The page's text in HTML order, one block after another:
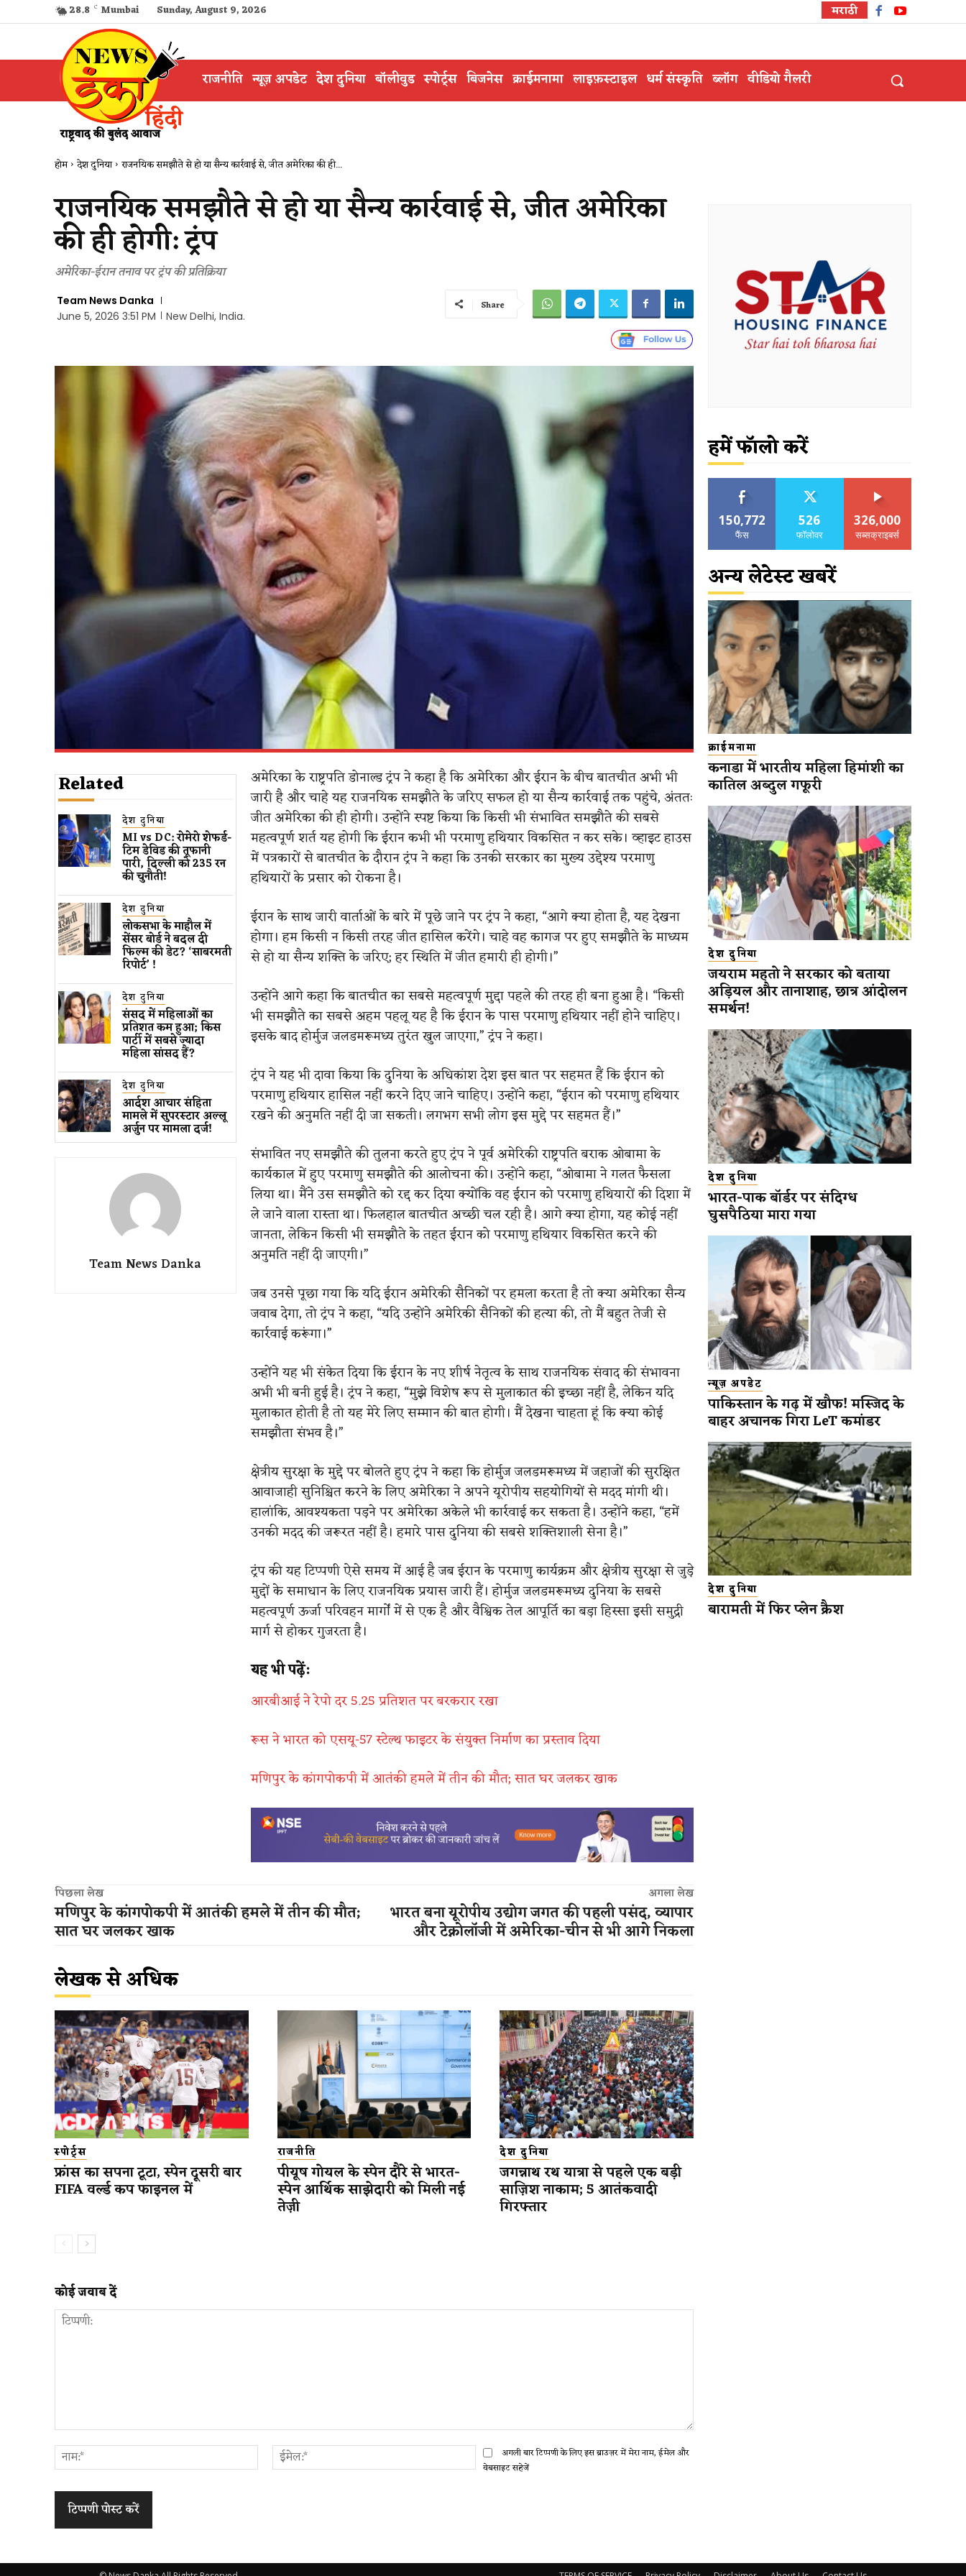
28.8 C Mumbai Sunday, August 9, 2026 मराठी
राजनीति न्यूज़ अपडेट देश दुनिया बॉलीवुड स्पोर्ट्स बिजनेस क्राईमनामा लाइफ़स्टाइल धर्म संस्कृति ब्लॉग वीडियो गैलरी
होम देश दुनिया राजनयिक समझौते से हो या सैन्य कार्रवाई से, जीत अमेरिका की ही...
राजनयिक समझौते से हो या सैन्य कार्रवाई से, जीत अमेरिका
की ही होगी: ट्रंप
अमेरिका-ईरान तनाव पर ट्रंप की प्रतिक्रिया
Team News Danka
June 5, 2026 3:51 PM
New Delhi, India.
Share
Related
देश दुनिया
MI vs DC: रोमेरो शेफर्ड-
टिम डेविड की तूफानी
पारी, दिल्ली को 235 रन
की चुनौती!
देश दुनिया
लोकसभा के माहौल में
सेंसर बोर्ड ने बदल दी
फिल्म की डेट? ‘साबरमती
रिपोर्ट’ !
देश दुनिया
संसद में महिलाओं का
प्रतिशत कम ​हुआ​; किस
पार्टी में सबसे ज्यादा
महिला सांसद हैं?
देश दुनिया
आर्दश आचार संहिता
मामले में सुपरस्टार अल्लू
अर्जुन पर मामला दर्ज!
Team News Danka
अमेरिका के राष्ट्रपति डोनाल्ड ट्रंप ने कहा है कि अमेरिका और ईरान के बीच बातचीत अभी भी
जारी है और चाहे यह राजनयिक समझौते के जरिए सफल हो या सैन्य कार्रवाई तक पहुंचे, अंततः
जीत अमेरिका की ही होगी। उन्होंने स्पष्ट किया कि किसी भी संभावित समझौते की सबसे
महत्वपूर्ण शर्त यह होगी कि ईरान कभी भी परमाणु हथियार विकसित न कर सके। व्हाइट हाउस
में पत्रकारों से बातचीत के दौरान ट्रंप ने कहा कि उनकी सरकार का मुख्य उद्देश्य परमाणु
हथियारों के प्रसार को रोकना है।
ईरान के साथ जारी वार्ताओं के बारे में पूछे जाने पर ट्रंप ने कहा, “आगे क्या होता है, यह देखना
होगा। हम किसी न किसी तरह जीत हासिल करेंगे। चाहे वह कागज पर हुए समझौते के माध्यम
से हो या सैन्य शक्ति के जरिए; हर स्थिति में जीत हमारी ही होगी।”
उन्होंने आगे कहा कि बातचीत का सबसे महत्वपूर्ण मुद्दा पहले की तरह ही बना हुआ है। “किसी
भी समझौते का सबसे अहम पहलू यह है कि ईरान के पास परमाणु हथियार नहीं होने चाहिए।
इसके बाद होर्मुज जलडमरूमध्य तुरंत खुल जाएगा,” ट्रंप ने कहा।
ट्रंप ने यह भी दावा किया कि दुनिया के अधिकांश देश इस बात पर सहमत हैं कि ईरान को
परमाणु हथियार हासिल नहीं करने दिए जाने चाहिए। उन्होंने कहा, “ईरान को परमाणु हथियार
रखने की अनुमति नहीं दी जा सकती। लगभग सभी लोग इस मुद्दे पर सहमत हैं।”
संभावित नए समझौते की तुलना करते हुए ट्रंप ने पूर्व अमेरिकी राष्ट्रपति बराक ओबामा के
कार्यकाल में हुए परमाणु समझौते की आलोचना की। उन्होंने कहा, “ओबामा ने गलत फैसला
लिया था। मैंने उस समझौते को रद्द कर दिया क्योंकि वह ईरान को परमाणु हथियारों की दिशा में
ले जाने वाला रास्ता था। फिलहाल बातचीत अच्छी चल रही है। आगे क्या होगा, यह कोई नहीं
जानता, लेकिन किसी भी समझौते के तहत ईरान को परमाणु हथियार विकसित करने की
अनुमति नहीं दी जाएगी।”
जब उनसे पूछा गया कि यदि ईरान अमेरिकी सैनिकों पर हमला करता है तो क्या अमेरिका सैन्य
जवाब देगा, तो ट्रंप ने कहा, “यदि उन्होंने अमेरिकी सैनिकों की हत्या की, तो मैं बहुत तेजी से
कार्रवाई करूंगा।”
उन्होंने यह भी संकेत दिया कि ईरान के नए शीर्ष नेतृत्व के साथ राजनयिक संवाद की संभावना
अभी भी बनी हुई है। ट्रंप ने कहा, “मुझे विशेष रूप से मुलाकात की इच्छा नहीं है, लेकिन यदि
मुलाकात होती है तो यह मेरे लिए सम्मान की बात होगी। मैं देखना चाहता हूं कि क्या कोई
समझौता संभव है।”
क्षेत्रीय सुरक्षा के मुद्दे पर बोलते हुए ट्रंप ने कहा कि होर्मुज जलडमरूमध्य में जहाजों की सुरक्षित
आवाजाही सुनिश्चित करने के लिए अमेरिका ने अपने यूरोपीय सहयोगियों से मदद मांगी थी।
हालांकि, आवश्यकता पड़ने पर अमेरिका अकेले भी कार्रवाई कर सकता है। उन्होंने कहा, “हमें
उनकी मदद की जरूरत नहीं है। हमारे पास दुनिया की सबसे शक्तिशाली सेना है।”
ट्रंप की यह टिप्पणी ऐसे समय में आई है जब ईरान के परमाणु कार्यक्रम और क्षेत्रीय सुरक्षा से जुड़े
मुद्दों के समाधान के लिए राजनयिक प्रयास जारी हैं। होर्मुज जलडमरूमध्य दुनिया के सबसे
महत्वपूर्ण ऊर्जा परिवहन मार्गों में से एक है और वैश्विक तेल आपूर्ति का बड़ा हिस्सा इसी समुद्री
मार्ग से होकर गुजरता है।
यह भी पढ़ें:
आरबीआई ने रेपो दर 5.25 प्रतिशत पर बरकरार रखा
रूस ने भारत को एसयू-57 स्टेल्थ फाइटर के संयुक्त निर्माण का प्रस्ताव दिया
मणिपुर के कांगपोकपी में आतंकी हमले में तीन की मौत; सात घर जलकर खाक
पिछला लेख
मणिपुर के कांगपोकपी में आतंकी हमले में तीन की मौत;
सात घर जलकर खाक
अगला लेख
भारत बना यूरोपीय उद्योग जगत की पहली पसंद, व्यापार
और टेक्नोलॉजी में अमेरिका-चीन से भी आगे निकला
लेखक से अधिक
स्पोर्ट्स
फ्रांस का सपना टूटा, स्पेन दूसरी बार
FIFA वर्ल्ड कप फाइनल में
राजनीति
पीयूष गोयल के स्पेन दौरे से भारत-
स्पेन आर्थिक साझेदारी को मिली नई
तेज़ी
देश दुनिया
जगन्नाथ रथ यात्रा से पहले एक बड़ी
साज़िश नाकाम; 5 आतंकवादी
गिरफ्तार
कोई जवाब दें
नाम:*
ईमेल:*अगली बार टिप्पणी के लिए इस ब्राउज़र में मेरा नाम, ईमेल और
वेबसाइट सहेजें
हमें फॉलो करें
150,772
फैंस
526
फॉलोवर
326,000
सब्सक्राइबर्स
अन्य लेटेस्ट खबरें
क्राईमनामा
कनाडा में भारतीय महिला हिमांशी का
कातिल अब्दुल गफूरी
देश दुनिया
जयराम महतो ने सरकार को बताया
अड़ियल और तानाशाह, छात्र आंदोलन
समर्थन!
देश दुनिया
भारत-पाक बॉर्डर पर संदिग्ध
घुसपैठिया मारा गया
न्यूज़ अपडेट
पाकिस्तान के गढ़ में खौफ! मस्जिद के
बाहर अचानक गिरा LeT कमांडर
देश दुनिया
बारामती में फिर प्लेन क्रैश